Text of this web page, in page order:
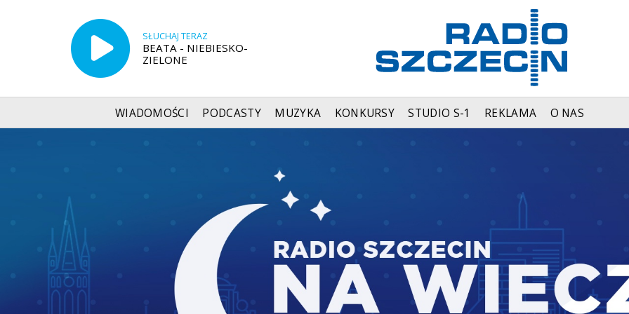
SŁUCHAJ TERAZ
BEATA - NIEBIESKO-
ZIELONE
WIADOMOŚCI PODCASTY MUZYKA KONKURSY STUDIO S-1 REKLAMA O NAS